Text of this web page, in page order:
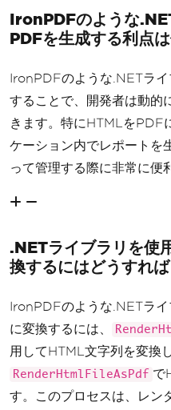
IronPDFのような
PDFを生成する利点
IronPDFのような.NETラ
することで、開発者は動的
きます。特にHTMLをPDF
ケーション内でレポートを
って管理する際に非常に便
.NETライブラリを使
換するにはどうすれ
IronPDFのような.NETラ
に変換するには、
用してHTML文字列を変換
RenderHtmlFileAsPdf で
す。このプロセスは、レン